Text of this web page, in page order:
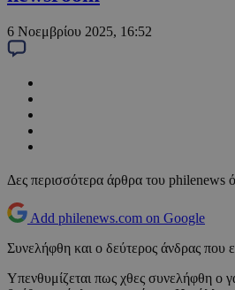
6 Νοεμβρίου 2025, 16:52
Δες περισσότερα άρθρα του philenews
Add philenews.com on Google
Συνελήφθη και ο δεύτερος άνδρας που
Υπενθυμίζεται πως χθες συνελήφθη ο